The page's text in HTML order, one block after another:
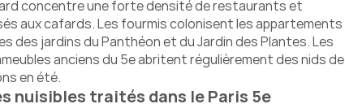
concentre une forte densité de restaurants et
aux cafards. Les fourmis colonisent les appartements
des jardins du Panthéon et du Jardin des Plantes. Les
anciens du 5e abritent régulièrement des nids de
en été.
nuisibles traités dans le Paris 5e